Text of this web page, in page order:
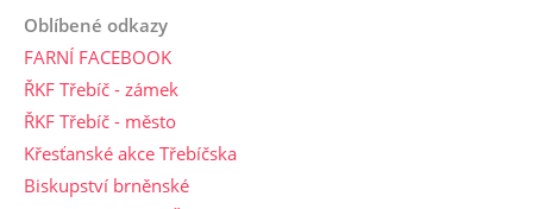
Oblíbené odkazy
FARNÍ FACEBOOK
ŘKF Třebíč - zámek
ŘKF Třebíč - město
Křesťanské akce Třebíčska
Biskupství brněnské